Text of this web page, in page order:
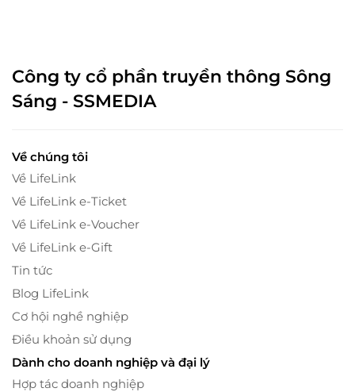
Công ty cổ phần truyền thông Sông
Sáng - SSMEDIA
Về chúng tôi
Về LifeLink
Về LifeLink e-Ticket
Về LifeLink e-Voucher
Về LifeLink e-Gift
Tin tức
Blog LifeLink
Cơ hội nghề nghiệp
Điều khoản sử dụng
Dành cho doanh nghiệp và đại lý
Hợp tác doanh nghiệp